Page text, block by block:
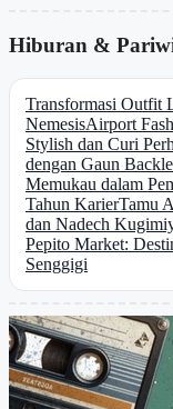
Hiburan &
Transformasi Outfit
NemesisAirport
Stylish dan Curi
dengan Gaun
Memukau dalam
Tahun KarierTamu
dan Nadech
Pepito Market:
Senggigi